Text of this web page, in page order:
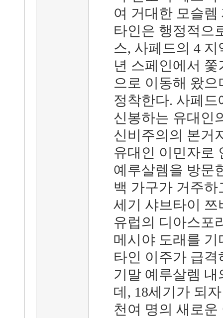
여 거대한 모슬
타인은 행정적으
스, 사페드의 4
년 스페인에서
으로 이동해 왔
정착한다. 사페
신봉하는 유대인
신비주의의 본거
유대인 이민자로
예루살렘을 방문
백 가구가 거주하
세기 샤브타이
유럽의 디아스포
메시야 도래를
타인 이주가 급격
기말 예루살렘 내
데, 18세기가 되
천여 명의 새로